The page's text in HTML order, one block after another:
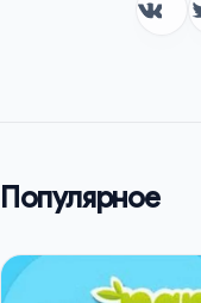
Популярное